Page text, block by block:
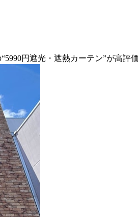
円遮光・遮熱カーテン”が高